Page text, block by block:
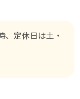
、定休日は土・